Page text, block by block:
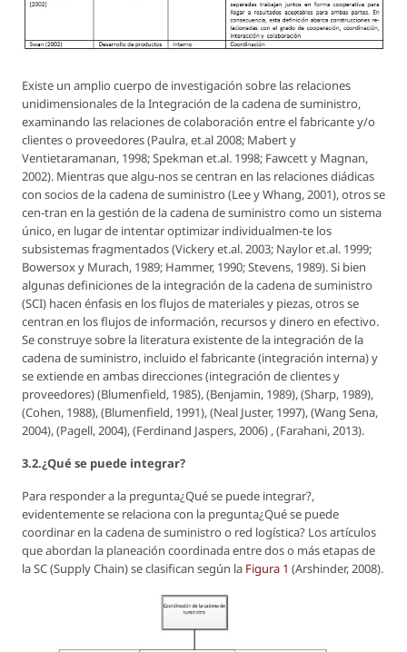
Existe un amplio cuerpo de investigación sobre las relaciones
unidimensionales de la Integración de la cadena de suministro,
examinando las relaciones de colaboración entre el fabricante y/o
clientes o proveedores (Paulra, et.al 2008; Mabert y
Ventietaramanan, 1998; Spekman et.al. 1998; Fawcett y Magnan,
2002). Mientras que algu-nos se centran en las relaciones diádicas
con socios de la cadena de suministro (Lee y Whang, 2001), otros se
cen-tran en la gestión de la cadena de suministro como un sistema
único, en lugar de intentar optimizar individualmen-te los
subsistemas fragmentados (Vickery et.al. 2003; Naylor et.al. 1999;
Bowersox y Murach, 1989; Hammer, 1990; Stevens, 1989). Si bien
algunas definiciones de la integración de la cadena de suministro
(SCI) hacen énfasis en los flujos de materiales y piezas, otros se
centran en los flujos de información, recursos y dinero en efectivo.
Se construye sobre la literatura existente de la integración de la
cadena de suministro, incluido el fabricante (integración interna) y
se extiende en ambas direcciones (integración de clientes y
proveedores) (Blumenfield, 1985), (Benjamin, 1989), (Sharp, 1989),
(Cohen, 1988), (Blumenfield, 1991), (Neal Juster, 1997), (Wang Sena,
2004), (Pagell, 2004), (Ferdinand Jaspers, 2006) , (Farahani, 2013).
3.2.¿Qué se puede integrar?
Para responder a la pregunta¿Qué se puede integrar?,
evidentemente se relaciona con la pregunta¿Qué se puede
coordinar en la cadena de suministro o red logística? Los artículos
que abordan la planeación coordinada entre dos o más etapas de
la SC (Supply Chain) se clasifican según la Figura 1 (Arshinder, 2008).